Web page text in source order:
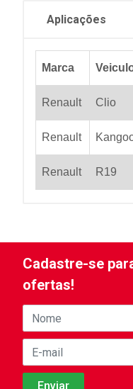
Aplicações
Marca
Renault Clio
Renault
Renault R19
Cadastre-se
ofertas!